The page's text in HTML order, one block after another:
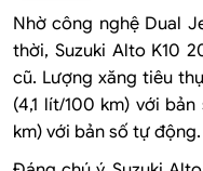
Nhờ công nghệ Dual
thời, Suzuki Alto K10
cũ. Lượng xăng tiêu
(4,1 lít/100 km) với
km) với bản số tự động.